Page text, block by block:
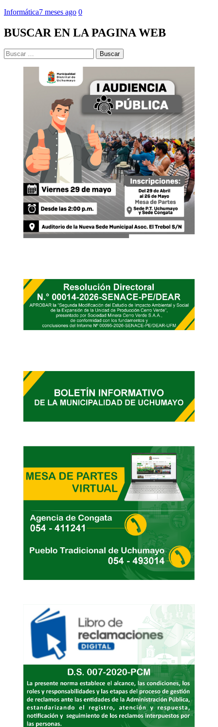
Informática7 meses ago 0
BUSCAR EN LA PAGINA WEB
Buscar: